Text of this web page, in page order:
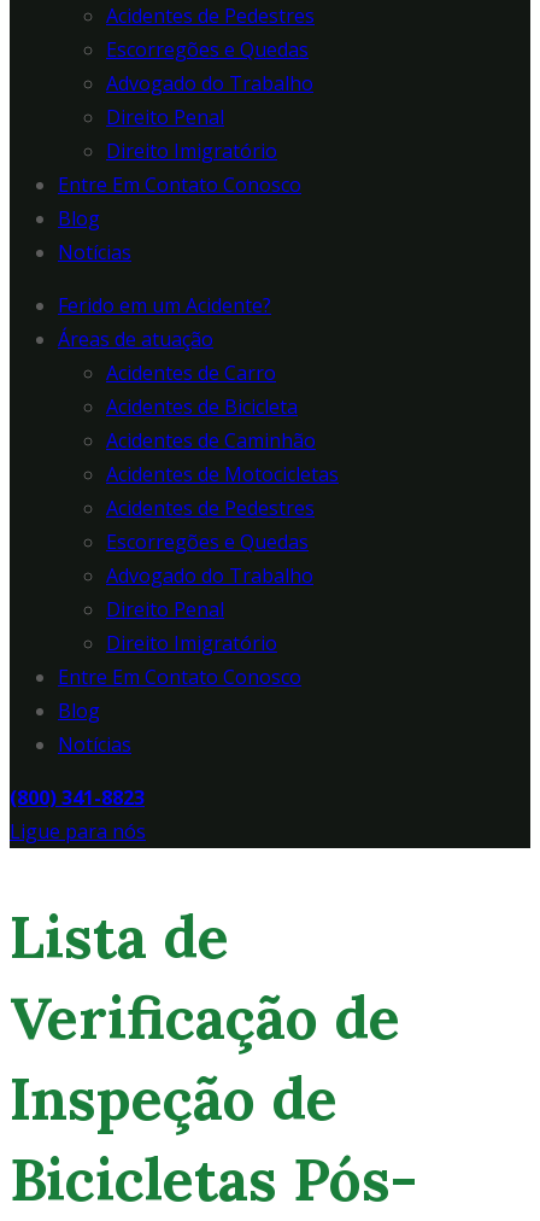
Acidentes de Pedestres
Escorregões e Quedas
Advogado do Trabalho
Direito Penal
Direito Imigratório
Entre Em Contato Conosco
Blog
Notícias
Ferido em um Acidente?
Áreas de atuação
Acidentes de Carro
Acidentes de Bicicleta
Acidentes de Caminhão
Acidentes de Motocicletas
Acidentes de Pedestres
Escorregões e Quedas
Advogado do Trabalho
Direito Penal
Direito Imigratório
Entre Em Contato Conosco
Blog
Notícias
(800) 341-8823
Ligue para nós
Lista de
Verificação de
Inspeção de
Bicicletas Pós-